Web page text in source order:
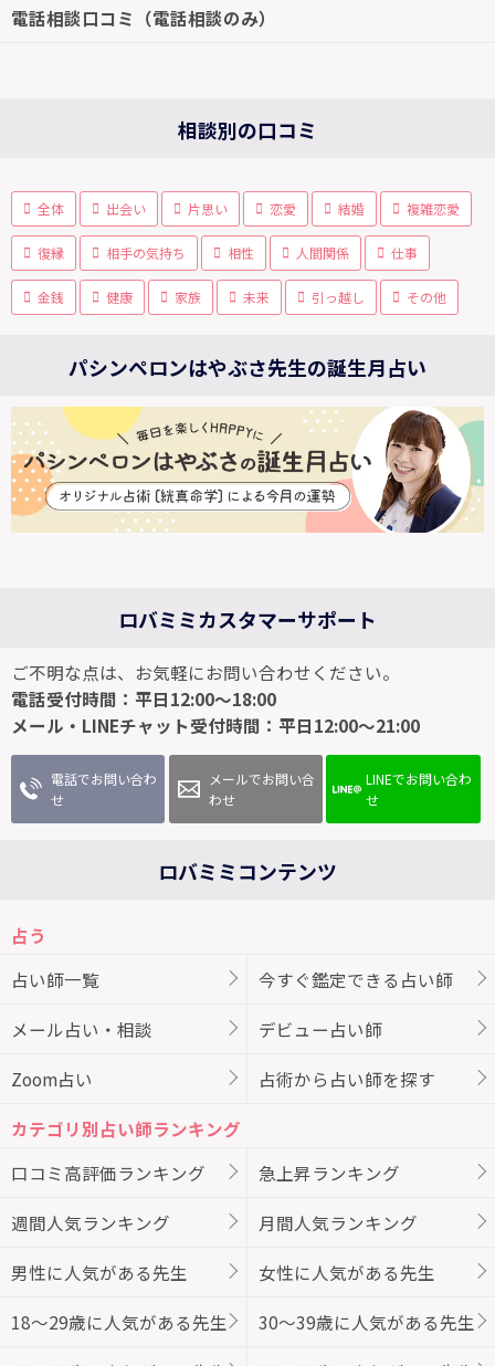
電話相談口コミ（電話相談のみ）
相談別の口コミ
全体 出会い 片思い 恋愛 結婚 複雑恋愛
復縁 相手の気持ち 相性 人間関係 仕事
金銭 健康 家族 未来 引っ越し その他
パシンペロンはやぶさ先生の誕生月占い
ロバミミカスタマーサポート
ご不明な点は、お気軽にお問い合わせください。
電話受付時間：平日12:00～18:00
メール・LINEチャット受付時間：平日12:00～21:00
電話でお問い合わ
せ
メールでお問い合
わせ
LINEでお問い合わ
せ
ロバミミコンテンツ
占う
占い師一覧
今すぐ鑑定できる占い師
メール占い・相談 デビュー占い師
Zoom占い 占術から占い師を探す
カテゴリ別占い師ランキング
口コミ高評価ランキング
急上昇ランキング
週間人気ランキング 月間人気ランキング
男性に人気がある先生 女性に人気がある先生
18～29歳に人気がある先生 30～39歳に人気がある先生